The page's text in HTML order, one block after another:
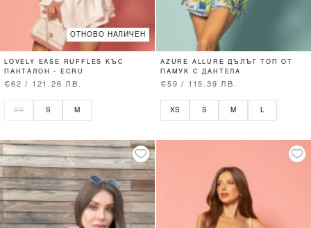
ОТНОВО НАЛИЧЕН
LOVELY EASE RUFFLES КЪС
ПАНТАЛОН - ECRU
€62 / 121.26 ЛВ.
XS S M
AZURE ALLURE ДЪЛЪГ ТОП ОТ
ПАМУК С ДАНТЕЛА
€59 / 115.39 ЛВ.
XS S M L